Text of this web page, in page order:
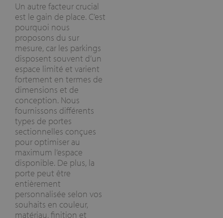
Un autre facteur crucial
est le gain de place. C’est
pourquoi nous
proposons du sur
mesure, car les parkings
disposent souvent d’un
espace limité et varient
fortement en termes de
dimensions et de
conception. Nous
fournissons différents
types de portes
sectionnelles conçues
pour optimiser au
maximum l’espace
disponible. De plus, la
porte peut être
entièrement
personnalisée selon vos
souhaits en couleur,
matériau, finition et